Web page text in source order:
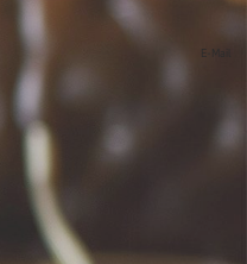
E-Mail